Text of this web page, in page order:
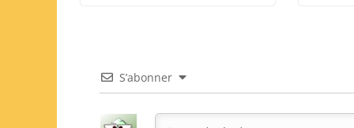
S’abonner